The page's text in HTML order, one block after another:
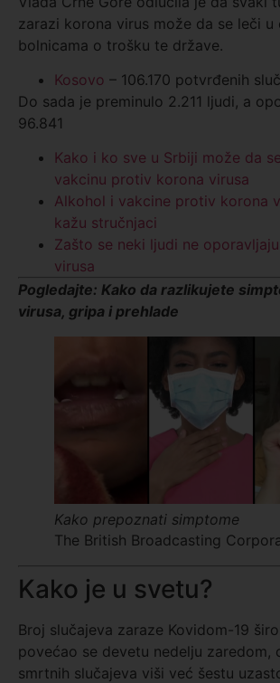
zarazi korona virus može da se leči u
bolnicama o trošku te države.
Kosovo – 106.170 potvrđenih
Do sada je preminulo 2.211 ljudi, a
96.841
Kako i ko sve u Srbiji može da
vakcinu protiv korona virusa
Alkohol i vakcine protiv korona
kažu stručnjaci
Zašto se neki ljudi ne
virusa
Pogledajte: Kako da razlikujete
virusa, gripa i prehlade
Kako prepoznati simptome
The British Broadcasting
Kako je u svetu?
Broj slučajeva zaraze Kovidom-19
povećao se devetu nedelju zaredom,
smrtnih slučajeva viši već šestu